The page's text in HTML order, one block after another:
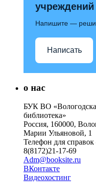
Напишите —
Написать
о нас
БУК ВО
библиотека»
Россия, 160000,
Марии Ульяновой, 1
Телефон для справок
8(8172)21-17-69
Adm@booksite.ru
ВКонтакте
Видеохостинг